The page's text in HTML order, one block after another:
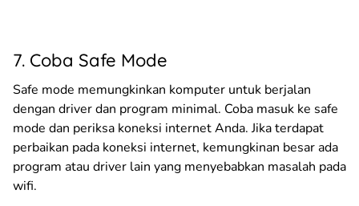
7. Coba Safe Mode
Safe mode memungkinkan komputer untuk berjalan
dengan driver dan program minimal. Coba masuk ke safe
mode dan periksa koneksi internet Anda. Jika terdapat
perbaikan pada koneksi internet, kemungkinan besar ada
program atau driver lain yang menyebabkan masalah pada
wifi.